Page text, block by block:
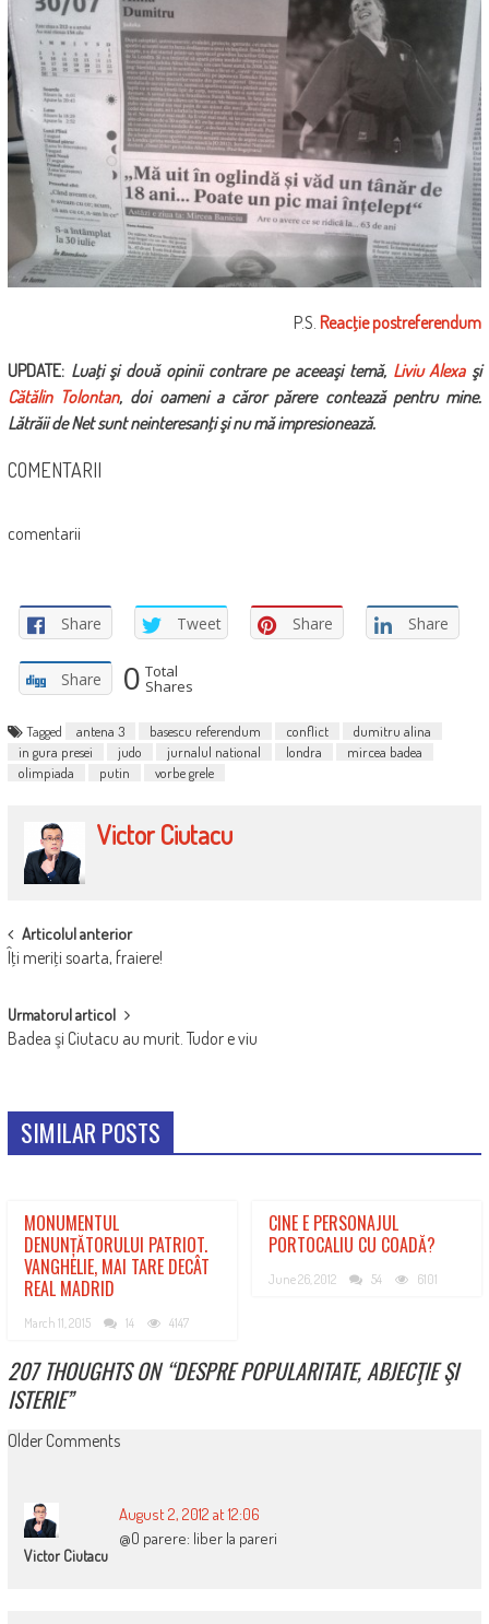
P.S.Reacţie postreferendum
UPDATE: Luaţi şi două opinii contrare pe aceeaşi temă, Liviu Alexaşi
Cătălin Tolontan, doi oameni a căror părere contează pentru mine.
Lătrăii de Net sunt neinteresanţi şi nu mă impresionează.
COMENTARII
comentarii
Share Tweet Share Share
Share 0 Total
Shares
Tagged antena 3 basescu referendum conflict
dumitru alina
in gura presei
judo jurnalul national londra
mircea badea
olimpiada
putin vorbe grele
Victor Ciutacu
POST
NAVIGATION
Articolul anterior
Îţi meriţi soarta, fraiere!
Urmatorul articol
Badea şi Ciutacu au murit. Tudor e viu
SIMILAR POSTS
MONUMENTUL
DENUNȚĂTORULUI PATRIOT.
VANGHELIE, MAI TARE DECÂT
REAL MADRID
March 11, 2015 14 4147
CINE E PERSONAJUL
PORTOCALIU CU COADĂ?
June 26, 2012 54 6101
207 THOUGHTS ON “DESPRE POPULARITATE, ABJECŢIE ŞI
ISTERIE”
COMMENT
Older Comments
Victor Ciutacu
August 2, 2012 at 12:06
@O parere: liber la pareri